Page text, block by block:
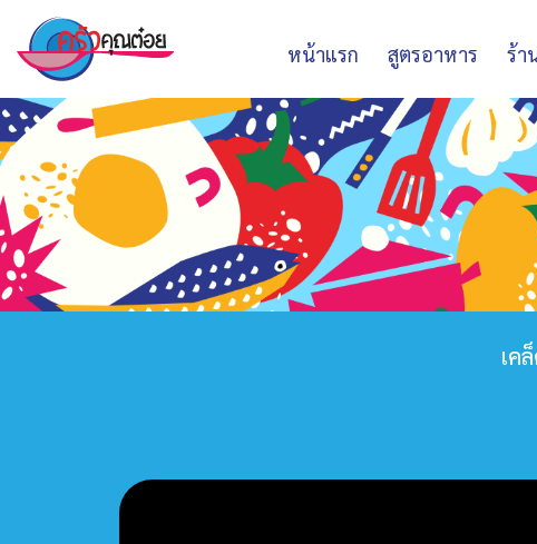
หน้าแรก สูตรอาหาร ร้า
เค